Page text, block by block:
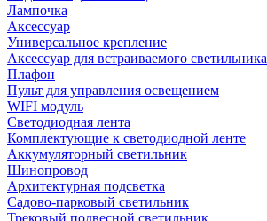
Лампочка
Аксессуар
Универсальное крепление
Аксессуар для встраиваемого светильника
Плафон
Пульт для управления освещением
WIFI модуль
Светодиодная лента
Комплектующие к светодиодной ленте
Аккумуляторный светильник
Шинопровод
Архитектурная подсветка
Садово-парковый светильник
Трековый подвесной светильник